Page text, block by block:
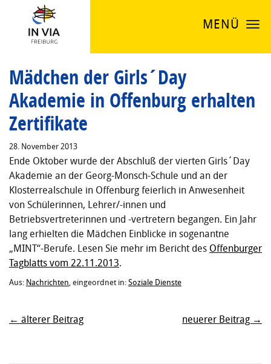
MENÜ
Mädchen der Girls´Day
Akademie in Offenburg erhalten
Zertifikate
28. November 2013
Ende Oktober wurde der Abschluß der vierten Girls´Day
Akademie an der Georg-Monsch-Schule und an der
Klosterrealschule in Offenburg feierlich in Anwesenheit
von Schülerinnen, Lehrer/-innen und
Betriebsvertreterinnen und -vertretern begangen. Ein Jahr
lang erhielten die Mädchen Einblicke in sogenantne
„MINT“-Berufe. Lesen Sie mehr im Bericht des Offenburger
Tagblatts vom 22.11.2013.
Aus: Nachrichten , eingeordnet in: Soziale Dienste
neuerer Beitrag →
← älterer Beitrag